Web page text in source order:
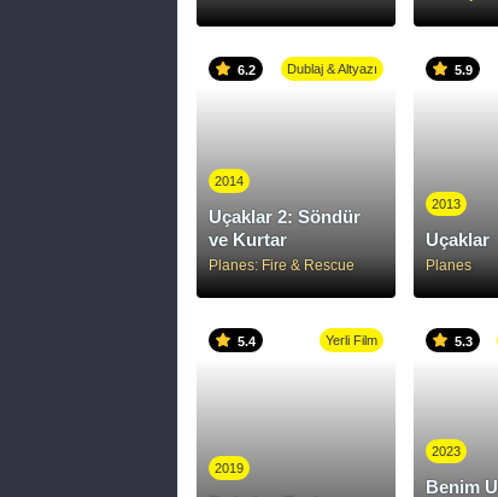
6.2 Dublaj & Altyazı
2014
Uçaklar 2: Söndür
ve Kurtar
Planes: Fire & Rescue
5.9
2013
Uçaklar
Planes
5.4 Yerli Film
2019
5.3
2023
Benim